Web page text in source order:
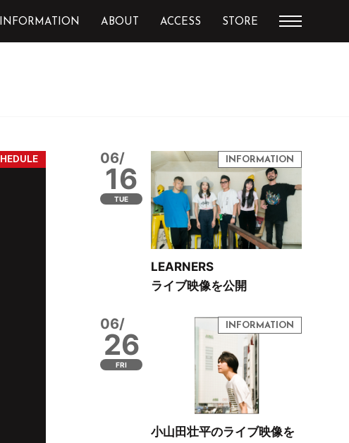
INFORMATION ABOUT ACCESS STORE
06/
16
TUE
LEARNERS
ライブ映像を公開
06/
26
FRI
小山田壮平のライブ映像を